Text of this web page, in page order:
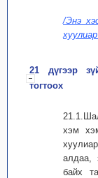
/Энэ
21 дүгээр
тогтоох
хэм
алдаа,
байх